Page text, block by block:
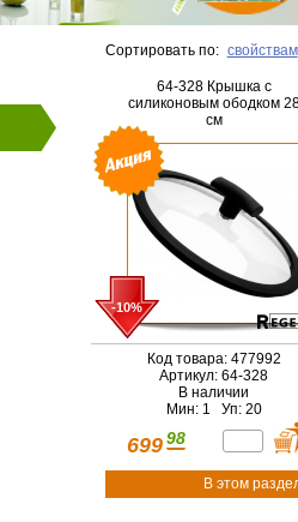
Сортировать по: свойствам
64-328 Крышка c
силиконовым ободком
см
-10%
Код товара: 477992
Артикул: 64-328
В наличии
Мин: 1 Уп: 20
699 98
В этом